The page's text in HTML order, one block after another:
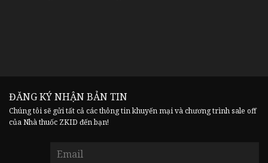
ĐĂNG KÝ NHẬN BẢN TIN
Chúng tôi sẽ gửi tất cả các thông tin khuyến mại và chương trình sale off
của Nhà thuốc ZKID đến bạn!